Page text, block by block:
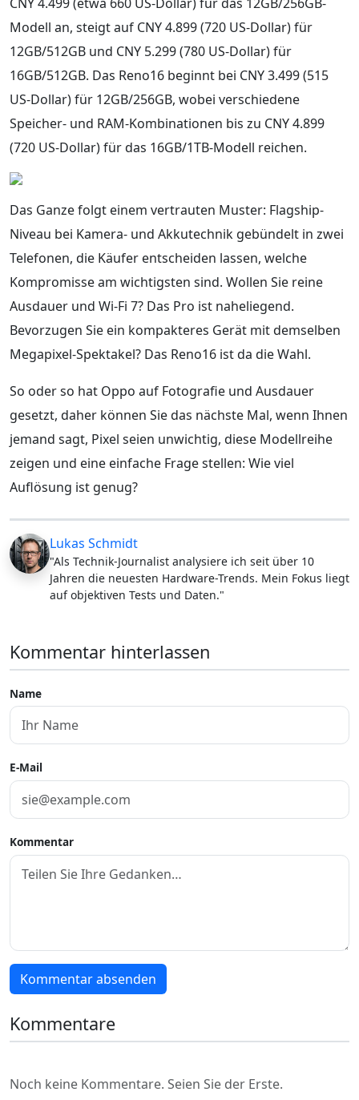
Modell an, steigt auf CNY 4.899 (720 US-Dollar) für
12GB/512GB und CNY 5.299 (780 US-Dollar) für
16GB/512GB. Das Reno16 beginnt bei CNY 3.499 (515
US-Dollar) für 12GB/256GB, wobei verschiedene
Speicher- und RAM-Kombinationen bis zu CNY 4.899
(720 US-Dollar) für das 16GB/1TB-Modell reichen.
Das Ganze folgt einem vertrauten Muster: Flagship-
Niveau bei Kamera- und Akkutechnik gebündelt in zwei
Telefonen, die Käufer entscheiden lassen, welche
Kompromisse am wichtigsten sind. Wollen Sie reine
Ausdauer und Wi‑Fi 7? Das Pro ist naheliegend.
Bevorzugen Sie ein kompakteres Gerät mit demselben
Megapixel-Spektakel? Das Reno16 ist da die Wahl.
So oder so hat Oppo auf Fotografie und Ausdauer
gesetzt, daher können Sie das nächste Mal, wenn Ihnen
jemand sagt, Pixel seien unwichtig, diese Modellreihe
zeigen und eine einfache Frage stellen: Wie viel
Auflösung ist genug?
Lukas Schmidt
"Als Technik-Journalist analysiere ich seit über 10
Jahren die neuesten Hardware-Trends. Mein Fokus liegt
auf objektiven Tests und Daten."
Kommentar hinterlassen
Name
E-Mail
Kommentar
Kommentar absenden
Kommentare
Noch keine Kommentare. Seien Sie der Erste.